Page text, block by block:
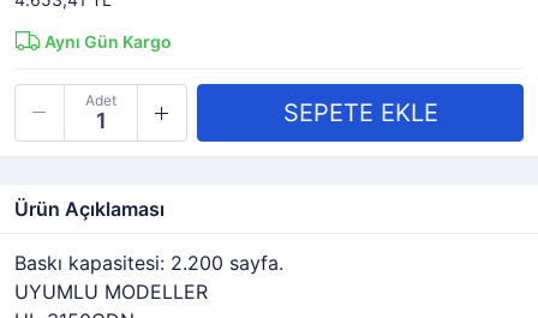
Aynı Gün Kargo
Adet
Ürün Açıklaması
Baskı kapasitesi: 2.200 sayfa.
UYUMLU MODELLER